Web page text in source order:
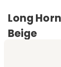
Long
Beige